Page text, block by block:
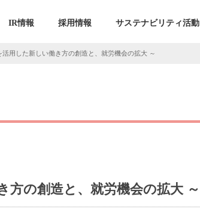
IR情報 採用情報 サステナビリティ活動
用した新しい働き方の創造と、就労機会の拡大 ～
方の創造と、就労機会の拡大 ～